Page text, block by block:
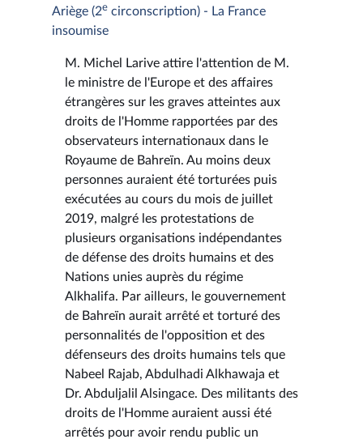
Ariège (2e circonscription) - La France
insoumise
M. Michel Larive attire l'attention de M.
le ministre de l'Europe et des affaires
étrangères sur les graves atteintes aux
droits de l'Homme rapportées par des
observateurs internationaux dans le
Royaume de Bahreïn. Au moins deux
personnes auraient été torturées puis
exécutées au cours du mois de juillet
2019, malgré les protestations de
plusieurs organisations indépendantes
de défense des droits humains et des
Nations unies auprès du régime
Alkhalifa. Par ailleurs, le gouvernement
de Bahreïn aurait arrêté et torturé des
personnalités de l'opposition et des
défenseurs des droits humains tels que
Nabeel Rajab, Abdulhadi Alkhawaja et
Dr. Abduljalil Alsingace. Des militants des
droits de l'Homme auraient aussi été
arrêtés pour avoir rendu public un